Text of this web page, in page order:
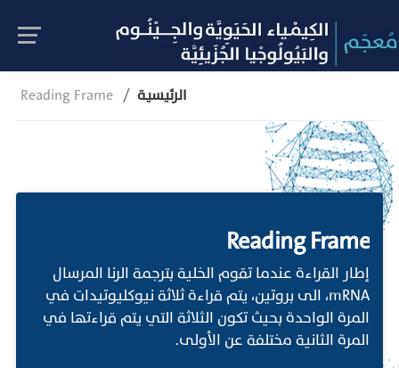
Reading Frame الرئيسية
Reading Frame
إطار القراءة عندما تقوم الخلية بترجمة الرنا المرسال
mRNA، الى بروتين، يتم قراءة ثلاثة نيوكليوتيدات في
المرة الواحدة بحيث تكون الثلاثة التي يتم قراءتها في
المرة الثانية مختلفة عن الأولى.